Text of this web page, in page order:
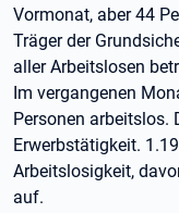
Vormonat, aber 44
Träger der
aller Arbeitslosen
Im vergangenen
Personen arbeitslos.
Erwerbstätigkeit.
Arbeitslosigkeit,
auf.